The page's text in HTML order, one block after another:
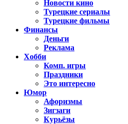
Новости кино
Турецкие сериалы
Турецкие фильмы
Финансы
Деньги
Реклама
Хобби
Комп. игры
Праздники
Это интересно
Юмор
Афоризмы
Зигзаги
Курьёзы